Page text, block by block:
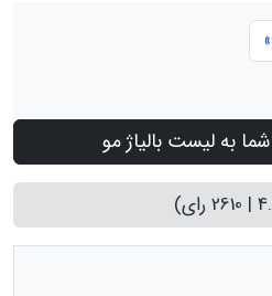
به لیست بالیاژ مو